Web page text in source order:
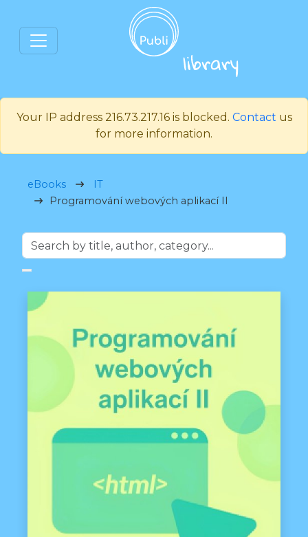
Your IP address 216.73.217.16 is blocked. Contact us
for more information.
eBooks
IT
Programování webových aplikací II